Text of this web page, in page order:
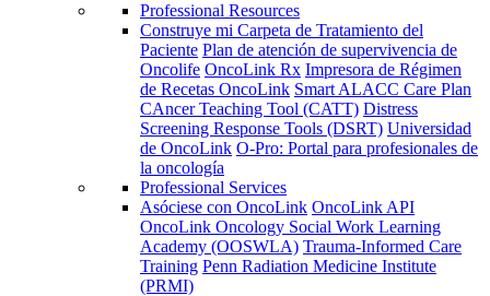
Professional Resources
Construye mi Carpeta de Tratamiento del
Paciente Plan de atención de supervivencia de
Oncolife OncoLink Rx Impresora de Régimen
de Recetas OncoLink Smart ALACC Care Plan
CAncer Teaching Tool (CATT) Distress
Screening Response Tools (DSRT) Universidad
de OncoLink O-Pro: Portal para profesionales de
la oncología
Professional Services
Asóciese con OncoLink OncoLink API
OncoLink Oncology Social Work Learning
Academy (OOSWLA) Trauma-Informed Care
Training Penn Radiation Medicine Institute
(PRMI)